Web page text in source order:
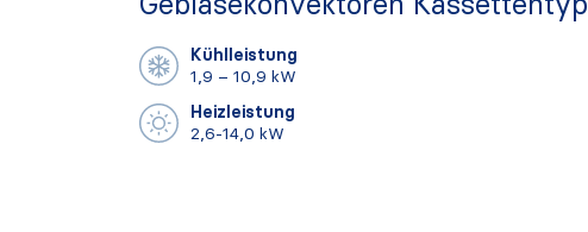
Kühlleistung
1,9 – 10,9 kW
Heizleistung
2,6-14,0 kW